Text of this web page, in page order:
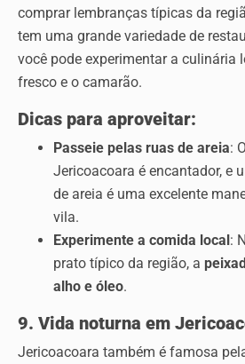
comprar lembranças típicas da
tem uma grande variedade de
você pode experimentar a culinária
fresco e o camarão.
Dicas para aproveitar:
Passeie pelas ruas de areia:
Jericoacoara é encantador, e
de areia é uma excelente
vila.
Experimente a comida local :
prato típico da região, a
alho e óleo.
9. Vida noturna em
Jericoacoara também é famosa